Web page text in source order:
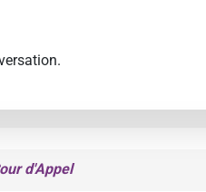
d'Appel